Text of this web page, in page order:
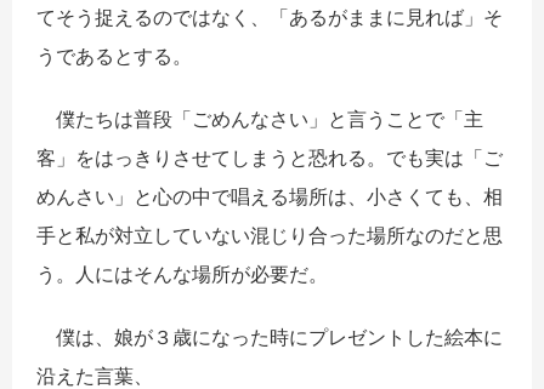
てそう捉えるのではなく、「あるがままに見れば」そ
うであるとする。
僕たちは普段「ごめんなさい」と言うことで「主
客」をはっきりさせてしまうと恐れる。でも実は「ご
めんさい」と心の中で唱える場所は、小さくても、相
手と私が対立していない混じり合った場所なのだと思
う。人にはそんな場所が必要だ。
僕は、娘が３歳になった時にプレゼントした絵本に
沿えた言葉、